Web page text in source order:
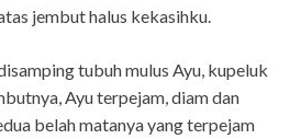
jembut halus kekasihku.
tubuh mulus Ayu, kupeluk
Ayu terpejam, diam dan
belah matanya yang terpejam